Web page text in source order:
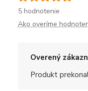
5 hodnotenie
Ako overíme
Overený
Produkt